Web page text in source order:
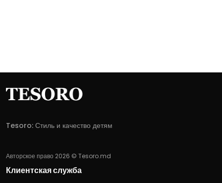
Tesoro: Стиль и качество детям
Авторское право 2026 © Tesoro.md
Клиентская служба